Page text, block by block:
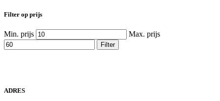
Filter op prijs
Min. prijs Max. prijs
Filter
ADRES